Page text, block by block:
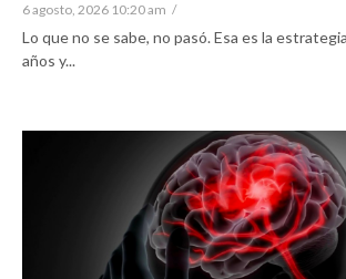
6 agosto, 2026 10:20 am /
Lo que no se sabe, no pasó. Esa es la
años y...